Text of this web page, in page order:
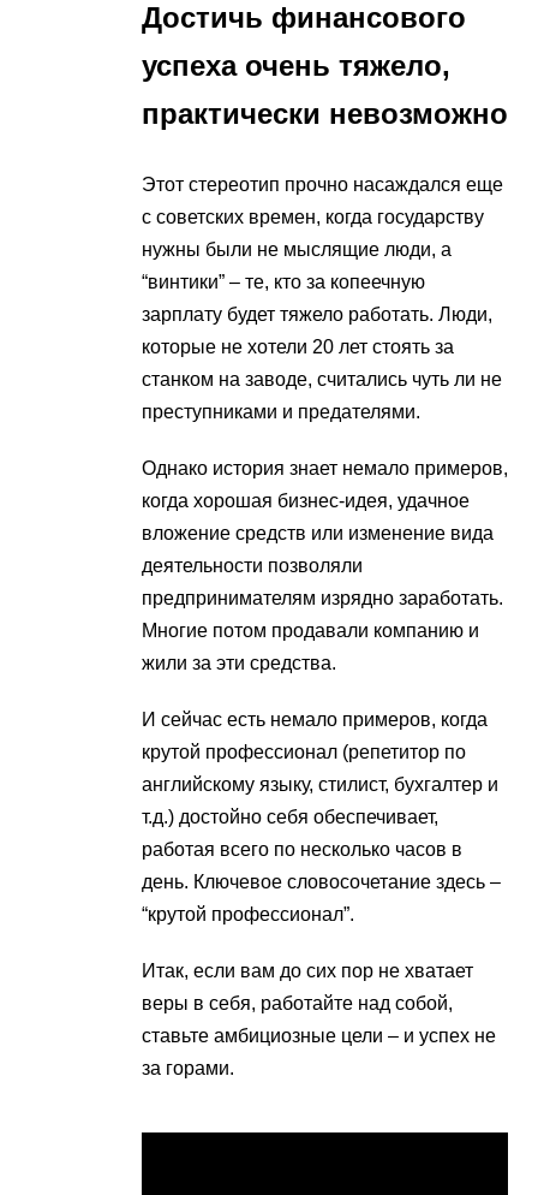
Достичь финансового
успеха очень тяжело,
практически невозможно
Этот стереотип прочно насаждался еще
с советских времен, когда государству
нужны были не мыслящие люди, а
“винтики” – те, кто за копеечную
зарплату будет тяжело работать. Люди,
которые не хотели 20 лет стоять за
станком на заводе, считались чуть ли не
преступниками и предателями.
Однако история знает немало примеров,
когда хорошая бизнес-идея, удачное
вложение средств или изменение вида
деятельности позволяли
предпринимателям изрядно заработать.
Многие потом продавали компанию и
жили за эти средства.
И сейчас есть немало примеров, когда
крутой профессионал (репетитор по
английскому языку, стилист, бухгалтер и
т.д.) достойно себя обеспечивает,
работая всего по несколько часов в
день. Ключевое словосочетание здесь –
“крутой профессионал”.
Итак, если вам до сих пор не хватает
веры в себя, работайте над собой,
ставьте амбициозные цели – и успех не
за горами.